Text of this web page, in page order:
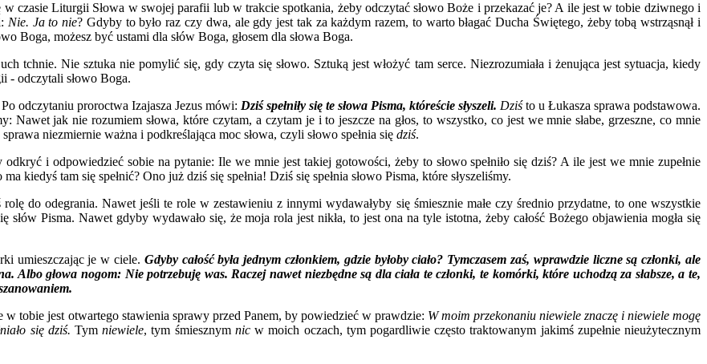
czasie Liturgii Słowa w swojej parafii lub w trakcie spotkania, żeby odczytać słowo Boże i przekazać je? A ile jest w tobie dziwnego i
Nie. Ja to nie? Gdyby to było raz czy dwa, ale gdy jest tak za każdym razem, to warto błagać Ducha Świętego, żeby tobą wstrząsnął i
Boga, możesz być ustami dla słów Boga, głosem dla słowa Boga.
tchnie. Nie sztuka nie pomylić się, gdy czyta się słowo. Sztuką jest włożyć tam serce. Niezrozumiała i żenująca jest sytuacja, kiedy
- odczytali słowo Boga.
odczytaniu proroctwa Izajasza Jezus mówi: Dziś spełniły się te słowa Pisma, któreście słyszeli. Dziśto u Łukasza sprawa podstawowa.
Nawet jak nie rozumiem słowa, które czytam, a czytam je i to jeszcze na głos, to wszystko, co jest we mnie słabe, grzeszne, co mnie
niezmiernie ważna i podkreślająca moc słowa, czyli słowo spełnia się dziś.
i odpowiedzieć sobie na pytanie: Ile we mnie jest takiej gotowości, żeby to słowo spełniło się dziś? A ile jest we mnie zupełnie
kiedyś tam się spełnić? Ono już dziś się spełnia! Dziś się spełnia słowo Pisma, które słyszeliśmy.
do odegrania. Nawet jeśli te role w zestawieniu z innymi wydawałyby się śmiesznie małe czy średnio przydatne, to one wszystkie
słów Pisma. Nawet gdyby wydawało się, że moja rola jest nikła, to jest ona na tyle istotna, żeby całość Bożego objawienia mogła się
umieszczając je w ciele. Gdyby całość była jednym członkiem, gdzie byłoby ciało? Tymczasem zaś, wprawdzie liczne są członki, ale
Albo głowa nogom: Nie potrzebuję was. Raczej nawet niezbędne są dla ciała te członki, te komórki, które uchodzą za słabsze, a te,
w tobie jest otwartego stawienia sprawy przed Panem, by powiedzieć w prawdzie: W moim przekonaniu niewiele znaczę i niewiele mogę
się dziś. Tymniewiele, tym śmiesznym nicw moich oczach, tym pogardliwie często traktowanym jakimś zupełnie nieużytecznym